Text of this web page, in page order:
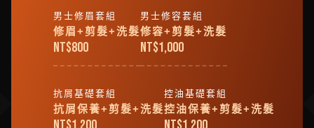
男士修眉套組
修眉+剪髮+洗髮
NT$800
男士修容套組
修容+剪髮+洗髮
NT$1,000
抗屑基礎套組
抗屑保養+剪髮+洗髮
控油基礎套組
控油保養+剪髮+洗髮